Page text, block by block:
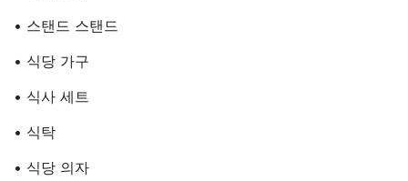
• 스탠드 스탠드
• 식당 가구
• 식사 세트
• 식탁
• 식당 의자